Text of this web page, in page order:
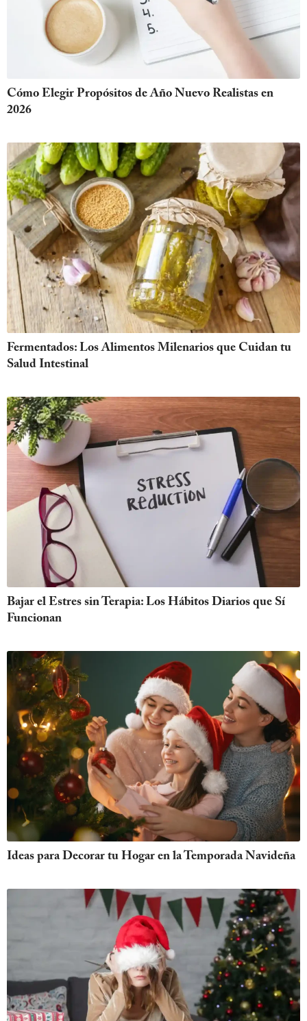
Cómo Elegir Propósitos de Año Nuevo Realistas en
2026
Fermentados: Los Alimentos Milenarios que Cuidan tu
Salud Intestinal
Bajar el Estres sin Terapia: Los Hábitos Diarios que Sí
Funcionan
Ideas para Decorar tu Hogar en la Temporada Navideña